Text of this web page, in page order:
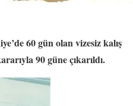
60 gün olan vizesiz kalış
90 güne çıkarıldı.